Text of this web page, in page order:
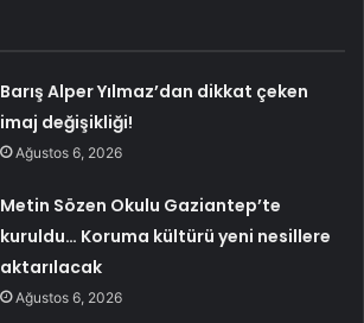
Barış Alper Yılmaz’dan dikkat çeken
imaj değişikliği!
Ağustos 6, 2026
Metin Sözen Okulu Gaziantep’te
kuruldu… Koruma kültürü yeni nesillere
aktarılacak
Ağustos 6, 2026